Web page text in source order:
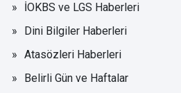
İOKBS ve LGS Haberleri
Dini Bilgiler Haberleri
Atasözleri Haberleri
Belirli Gün ve Haftalar